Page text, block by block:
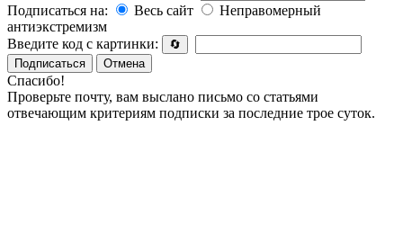
Подписаться на:
Весь сайт
Неправомерный
антиэкстремизм
Введите код с картинки:
🔄
Подписаться
Отмена
Спасибо!
Проверьте почту, вам выслано письмо со статьями
отвечающим критериям подписки за последние трое суток.